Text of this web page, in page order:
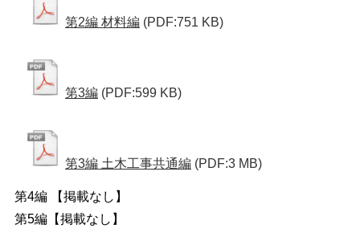
第2編 材料編 (PDF:751 KB)
第3編 (PDF:599 KB)
第3編 土木工事共通編 (PDF:3 MB)
第4編 【掲載なし】
第5編【掲載なし】